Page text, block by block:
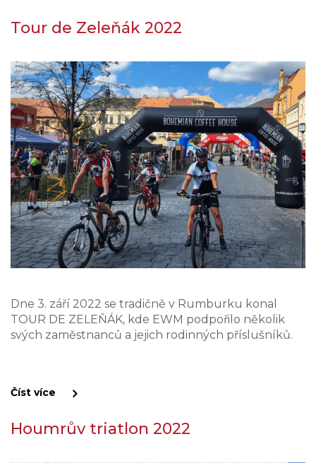
Tour de Zeleňák 2022
Dne 3. září 2022 se tradičně v Rumburku konal
TOUR DE ZELEŇÁK, kde EWM podpořilo několik
svých zaměstnanců a jejich rodinných příslušníků.
Číst více
Houmrův triatlon 2022